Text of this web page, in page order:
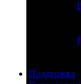
Поддержка